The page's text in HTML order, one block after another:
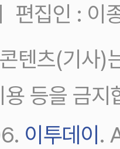
편집인 : 이
텐츠(기사)
등을 금지
이투데이 .